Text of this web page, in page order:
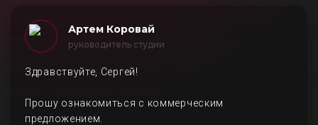
Артем Коровай
руководитель студии
Здравствуйте, Сергей!
Прошу ознакомиться с коммерческим
предложением.